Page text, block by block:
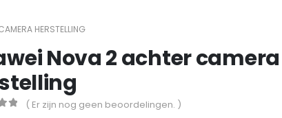
HERSTELLING
Nova 2 achter camera
( Er zijn nog geen beoordelingen. )